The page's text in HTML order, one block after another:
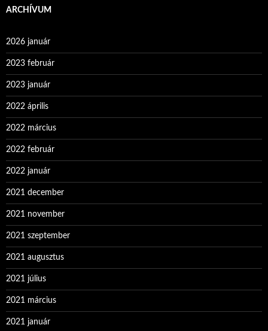
ARCHÍVUM
2026 január
2023 február
2023 január
2022 április
2022 március
2022 február
2022 január
2021 december
2021 november
2021 szeptember
2021 augusztus
2021 július
2021 március
2021 január